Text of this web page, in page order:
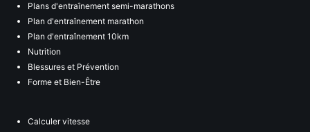
Plans d'entraînement semi-marathons
Plan d'entraînement marathon
Plan d'entraînement 10km
Nutrition
Blessures et Prévention
Forme et Bien-Être
Calculer vitesse